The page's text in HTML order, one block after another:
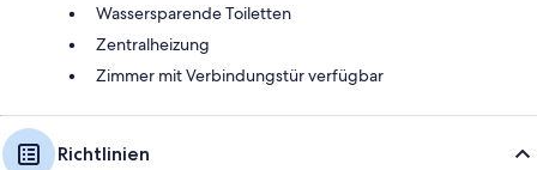
Wassersparende Toiletten
Zentralheizung
Zimmer mit Verbindungstür verfügbar
Richtlinien